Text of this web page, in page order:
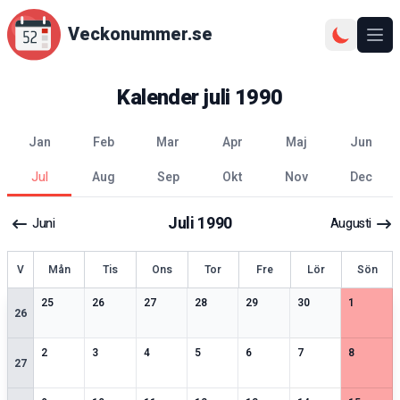
Veckonummer.se
Kalenderjuli 1990
jan feb mar apr maj
jun
jul
aug sep okt nov dec
Juni Juli1990 Augusti
Vecka Mån Tis Ons Tor Fre Lör Sön
26
25
2speciella datum
26
2speciella datum
27
2speciella datum
28
1speciella datum
29
2speciella datum
30
2speciella datum
12
27
2
2speciella datum
3
1speciella datum
4
2speciella datum
5
2speciella datum
6
2speciella datum
7
1speciella datum
8
1